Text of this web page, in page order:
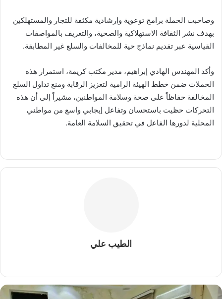
وصاحبت الحملة برامج توعوية وإرشادية مكثفة للتجار والمستهلكين
بهدف نشر الثقافة الاستهلاكية والصحية، والتعريف بالمواصفات
القياسية عبر تقديم نماذج حية للمخالفات والسلع غير المطابقة.
وأكد المهندس الهادي إبراهيم، مدير مكتب كريمة، استمرار هذه
الحملات ضمن خطط الهيئة الرامية لتعزيز الرقابة ومنع تداول السلع
المخالفة حفاظاً على صحة وسلامة المواطنين، مشيراً إلى أن هذه
التحركات حظيت باستحسان وتفاعل إيجابي واسع من مواطني
المحلية لدورها الفاعل في تحقيق السلامة العامة.
الطيب علي
ق